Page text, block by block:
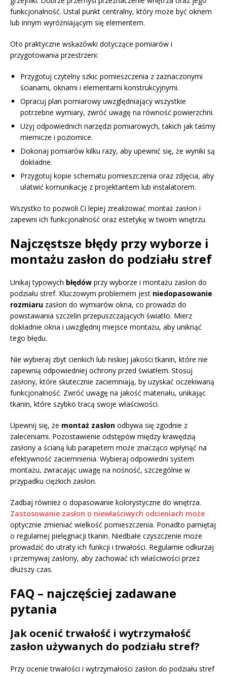
funkcjonalność. Ustal punkt centralny, który może być oknem
lub innym wyróżniającym się elementem.
Oto praktyczne wskazówki dotyczące pomiarów i
przygotowania przestrzeni:
Przygotuj czytelny szkic pomieszczenia z zaznaczonymi
ścianami, oknami i elementami konstrukcyjnymi.
Opracuj plan pomiarowy uwzględniający wszystkie
potrzebne wymiary, zwróć uwagę na równość powierzchni.
Użyj odpowiednich narzędzi pomiarowych, takich jak taśmy
miernicze i poziomice.
Dokonaj pomiarów kilku razy, aby upewnić się, że wyniki są
dokładne.
Przygotuj kopie schematu pomieszczenia oraz zdjęcia, aby
ułatwić komunikację z projektantem lub instalatorem.
Wszystko to pozwoli Ci lepiej zrealizować montaż zasłon i
zapewni ich funkcjonalność oraz estetykę w twoim wnętrzu.
Najczęstsze błędy przy wyborze i
montażu zasłon do podziału stref
Unikaj typowych błędów przy wyborze i montażu zasłon do
podziału stref. Kluczowym problemem jest niedopasowanie
rozmiaru zasłon do wymiarów okna, co prowadzi do
powstawania szczelin przepuszczających światło. Mierz
dokładnie okna i uwzględnij miejsce montażu, aby uniknąć
tego błędu.
Nie wybieraj zbyt cienkich lub niskiej jakości tkanin, które nie
zapewnią odpowiedniej ochrony przed światłem. Stosuj
zasłony, które skutecznie zaciemniają, by uzyskać oczekiwaną
funkcjonalność. Zwróć uwagę na jakość materiału, unikając
tkanin, które szybko tracą swoje właściwości.
Upewnij się, że montaż zasłon odbywa się zgodnie z
zaleceniami. Pozostawienie odstępów między krawędzią
zasłony a ścianą lub parapetem może znacząco wpłynąć na
efektywność zaciemnienia. Wybieraj odpowiedni system
montażu, zwracając uwagę na nośność, szczególnie w
przypadku ciężkich zasłon.
Zadbaj również o dopasowanie kolorystyczne do wnętrza.
Zastosowanie zasłon o niewłaściwych odcieniach może
optycznie zmieniać wielkość pomieszczenia. Ponadto pamiętaj
o regularnej pielęgnacji tkanin. Niedbałe czyszczenie może
prowadzić do utraty ich funkcji i trwałości. Regularnie odkurzaj
i przemywaj zasłony, aby zachować ich właściwości przez
dłuższy czas.
FAQ – najczęściej zadawane
pytania
Jak ocenić trwałość i wytrzymałość
zasłon używanych do podziału stref?
Przy ocenie trwałości i wytrzymałości zasłon do podziału stref